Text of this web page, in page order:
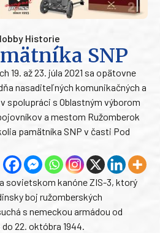
Historie
SNP
19. až 23. júla 2021 sa opätovne
nasaditeľných komunikačných a
spolupráci s Oblastným výborom
a mestom Ružomberok
pamätníka SNP v časti Pod
sovietskom kanóne ZIS-3, ktorý
boj ružomberských
s nemeckou armádou od
22. októbra 1944.